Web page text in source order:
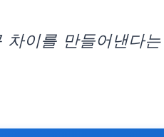
이를 만들어낸다